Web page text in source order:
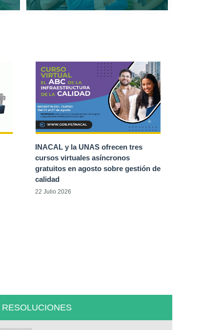
INACAL y la UNAS ofrecen tres
cursos virtuales asíncronos
gratuitos en agosto sobre gestión de
calidad
22 Julio 2026
RESOLUCIONES